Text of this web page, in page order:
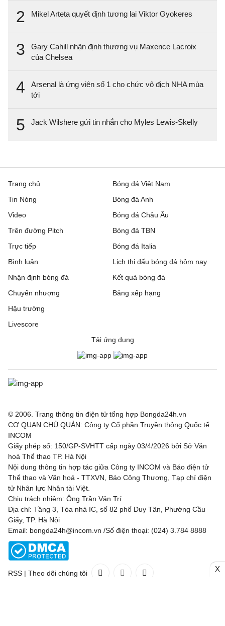
2 Mikel Arteta quyết định tương lai Viktor Gyokeres
3
Gary Cahill nhận định thương vụ Maxence Lacroix
của Chelsea
4
Arsenal là ứng viên số 1 cho chức vô địch NHA mùa
tới
5 Jack Wilshere gửi tin nhắn cho Myles Lewis-Skelly
Trang chủ
Tin Nóng
Video
Trên đường Pitch
Trực tiếp
Bóng đá Việt Nam
Bóng đá Anh
Bóng đá Châu Âu
Bóng đá TBN
Bóng đá Italia
Bình luận
Nhận định bóng đá
Chuyển nhượng
Hậu trường
Livescore
Lịch thi đấu bóng đá hôm nay
Kết quả bóng đá
Bảng xếp hạng
Tải ứng dụng
© 2006. Trang thông tin điện tử tổng hợp Bongda24h.vn
CƠ QUAN CHỦ QUẢN: Công ty Cổ phần Truyền thông Quốc tế
INCOM
Giấy phép số: 150/GP-SVHTT cấp ngày 03/4/2026 bởi Sở Văn
hoá Thể thao TP. Hà Nội
Nội dung thông tin hợp tác giữa Công ty INCOM và Báo điện tử
Thể thao và Văn hoá - TTXVN, Báo Công Thương, Tạp chí điện
tử Nhân lực Nhân tài Việt.
Chịu trách nhiệm: Ông Trần Văn Trí
Địa chỉ: Tầng 3, Tòa nhà IC, số 82 phố Duy Tân, Phường Cầu
Giấy, TP. Hà Nội
Email: bongda24h@incom.vn /Số điện thoại: (024) 3.784 8888
RSS | Theo dõi chúng tôi X